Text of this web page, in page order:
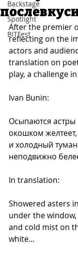
Backstage
Spotlight
BITFest
After the premier
reflecting on the
actors and
translation on
play, a challenge
Ivan Bunin:
Осыпаются астры
окошком желтеет,
и холодный
неподвижно
In translation:
Showered asters
under the window,
and cold mist on
white…